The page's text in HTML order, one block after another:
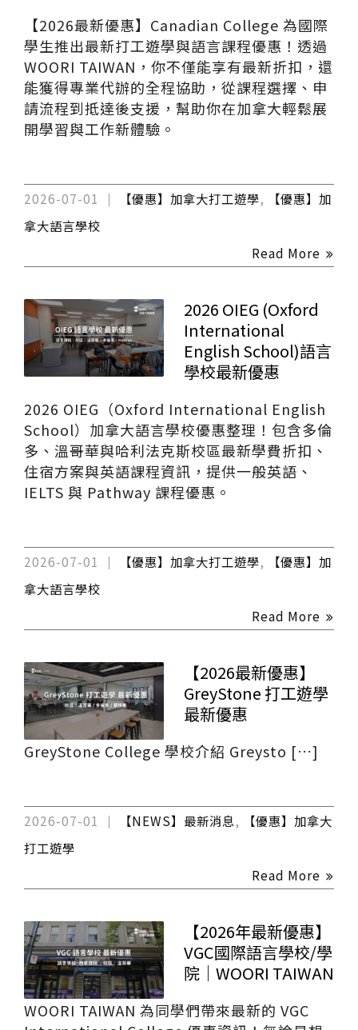
【2026最新優惠】Canadian College 為國際
學生推出最新打工遊學與語言課程優惠！透過
WOORI TAIWAN，你不僅能享有最新折扣，還
能獲得專業代辦的全程協助，從課程選擇、申
請流程到抵達後支援，幫助你在加拿大輕鬆展
開學習與工作新體驗。
2026-07-01 【優惠】加拿大打工遊學,
【優惠】加
拿大語言學校
Read More
2026 OIEG (Oxford
International
English School)語言
學校最新優惠
2026 OIEG（Oxford International English
School）加拿大語言學校優惠整理！包含多倫
多、溫哥華與哈利法克斯校區最新學費折扣、
住宿方案與英語課程資訊，提供一般英語、
IELTS 與 Pathway 課程優惠。
2026-07-01 【優惠】加拿大打工遊學,
【優惠】加
拿大語言學校
Read More
【2026最新優惠】
GreyStone 打工遊學
最新優惠
GreyStone College 學校介紹 Greysto […]
2026-07-01 【NEWS】最新消息,
【優惠】加拿大
打工遊學
Read More
【2026年最新優惠】
VGC國際語言學校/學
院｜WOORI TAIWAN
WOORI TAIWAN 為同學們帶來最新的 VGC